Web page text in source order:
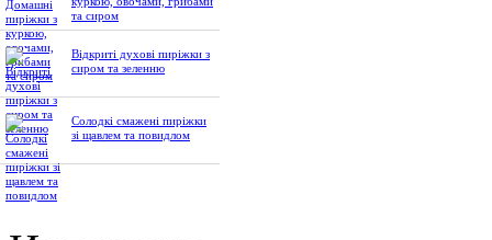
та сиром
Відкриті духові пиріжки з
сиром та зеленню
Солодкі смажені пиріжки
зі щавлем та повидлом